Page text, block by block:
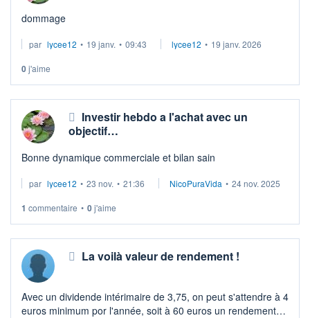
dommage
par lycee12 • 19 janv. • 09:43 lycee12 • 19 janv. 2026
0j'aime
Investir hebdo a l'achat avec un
objectif…
Bonne dynamique commerciale et bilan sain
par lycee12 • 23 nov. • 21:36 NicoPuraVida • 24 nov. 2025
1 commentaire • 0j'aime
La voilà valeur de rendement !
Avec un dividende intérimaire de 3,75, on peut s'attendre à 4
euros minimum por l'année, soit à 60 euros un rendement